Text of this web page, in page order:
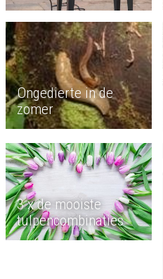
Ongedierte in de
zomer
3 x de mooiste
tulpencombinaties